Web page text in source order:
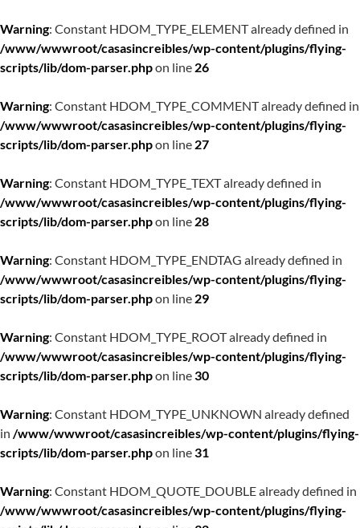
Warning: Constant HDOM_TYPE_ELEMENT already defined in
/www/wwwroot/casasincreibles/wp-content/plugins/flying-
scripts/lib/dom-parser.phpon line 26
Warning: Constant HDOM_TYPE_COMMENT already defined in
/www/wwwroot/casasincreibles/wp-content/plugins/flying-
scripts/lib/dom-parser.phpon line 27
Warning: Constant HDOM_TYPE_TEXT already defined in
/www/wwwroot/casasincreibles/wp-content/plugins/flying-
scripts/lib/dom-parser.phpon line 28
Warning: Constant HDOM_TYPE_ENDTAG already defined in
/www/wwwroot/casasincreibles/wp-content/plugins/flying-
scripts/lib/dom-parser.phpon line 29
Warning: Constant HDOM_TYPE_ROOT already defined in
/www/wwwroot/casasincreibles/wp-content/plugins/flying-
scripts/lib/dom-parser.phpon line30
Warning: Constant HDOM_TYPE_UNKNOWN already defined
in /www/wwwroot/casasincreibles/wp-content/plugins/flying-
scripts/lib/dom-parser.phpon line31
Warning: Constant HDOM_QUOTE_DOUBLE already defined in
/www/wwwroot/casasincreibles/wp-content/plugins/flying-